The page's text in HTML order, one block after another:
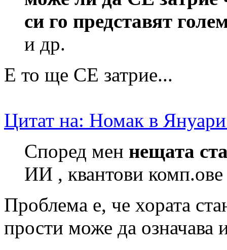
си го представят
и др.
Е то ще СЕ затрие...
Цитат на: Номак в
Според мен нещата
ИИ , квантови
Проблема е, че хората
прости може да означава